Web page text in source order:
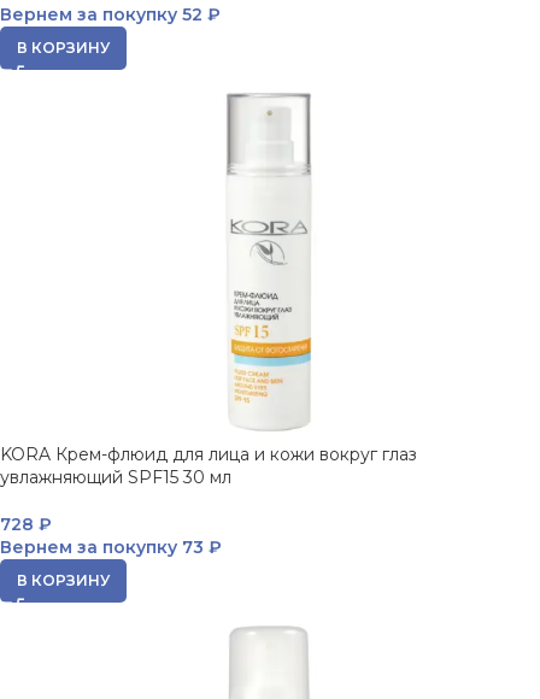
Вернем за покупку 52 ₽
В КОРЗИНУ
KORA Крем-флюид для лица и кожи вокруг глаз
увлажняющий SPF15 30 мл
728 ₽
Вернем за покупку 73 ₽
В КОРЗИНУ